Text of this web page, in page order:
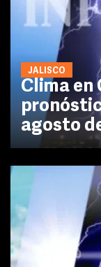
JALISCO
Clima en
agosto